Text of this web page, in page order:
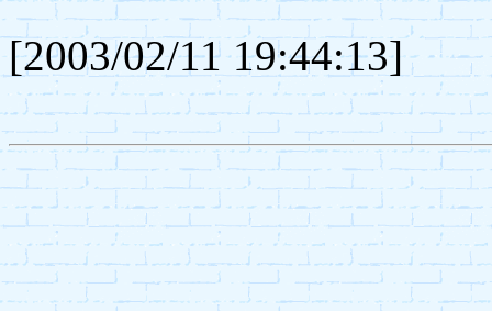
[2003/02/11 19:44:13]